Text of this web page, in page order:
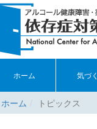
ホーム 気づく
ホーム トピックス